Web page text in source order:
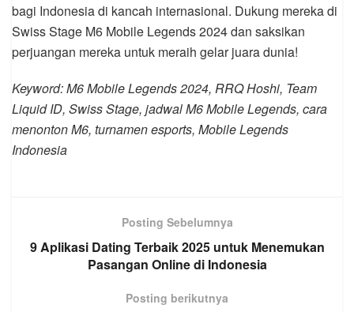
bagi Indonesia di kancah internasional. Dukung mereka di
Swiss Stage M6 Mobile Legends 2024 dan saksikan
perjuangan mereka untuk meraih gelar juara dunia!
Keyword: M6 Mobile Legends 2024, RRQ Hoshi, Team
Liquid ID, Swiss Stage, jadwal M6 Mobile Legends, cara
menonton M6, turnamen esports, Mobile Legends
Indonesia
Posting Sebelumnya
9 Aplikasi Dating Terbaik 2025 untuk Menemukan
Pasangan Online di Indonesia
Posting berikutnya